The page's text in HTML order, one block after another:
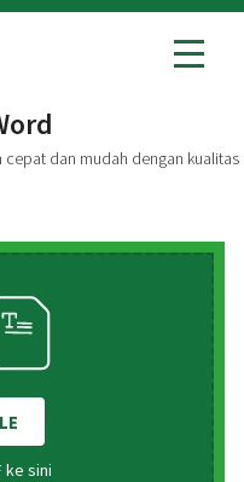
cepat dan mudah dengan kualitas
ke sini